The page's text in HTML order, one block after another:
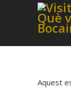
Aquest